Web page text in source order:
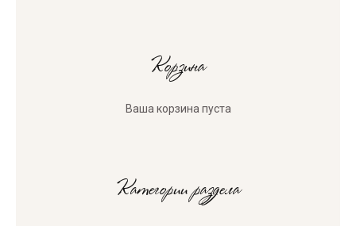
Корзина
Ваша корзина пуста
Категории раздела